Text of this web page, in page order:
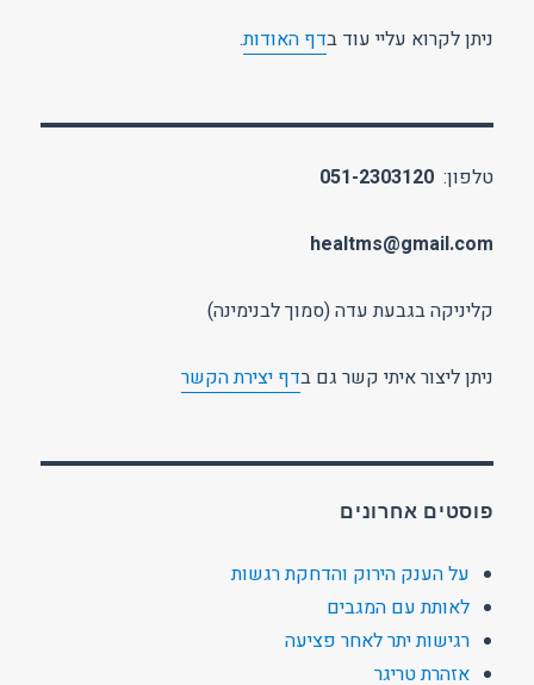
ניתן לקרוא עליי עוד בדף האודות.
טלפון:051-2303120
healtms@gmail.com
קליניקה בגבעת עדה (סמוך לבנימינה)
ניתן ליצור איתי קשר גם בדף יצירת הקשר
פוסטים אחרונים
על הענק הירוק והדחקת רגשות
לאותת עם המגבים
רגישות יתר לאחר פציעה
אזהרת טריגר